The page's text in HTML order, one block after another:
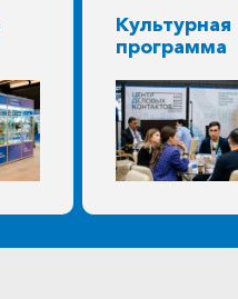
Культурная
программа